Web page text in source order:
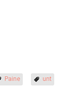
Paine unt